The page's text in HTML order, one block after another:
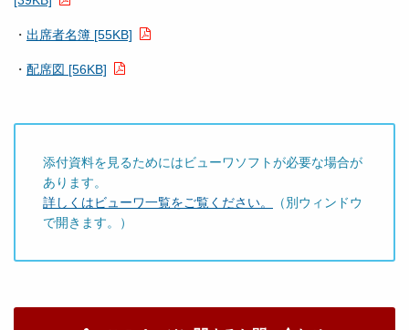
・ 出席者名簿 [55KB]
・ 配席図 [56KB]
添付資料を見るためにはビューワソフトが必要な場合が
あります。
詳しくはビューワ一覧をご覧ください。
（別ウィンドウ
で開きます。）